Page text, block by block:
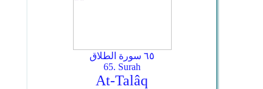
٦٥ سورة الطلاق
65. Surah
At-Talâq